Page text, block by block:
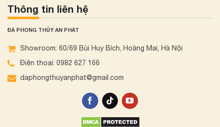
Thông tin liên hệ
ĐÁ PHONG THỦY AN PHÁT
Showroom: 60/69 Bùi Huy Bích, Hoàng Mai, Hà Nội
Điện thoại: 0982 627 166
daphongthuyanphat@gmail.com